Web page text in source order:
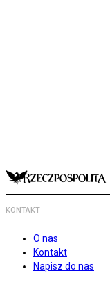
KONTAKT
O nas
Kontakt
Napisz do nas